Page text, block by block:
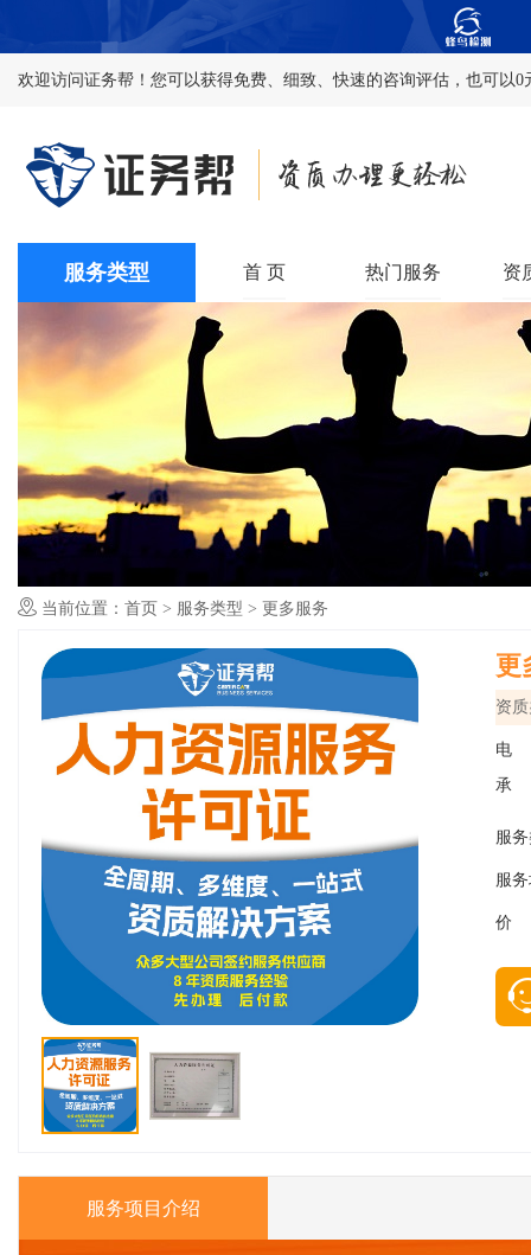
欢迎访问证务帮！您可以获得免费、细致、快速的咨询评估，也可以
服务类型 首 页 热门服务 资
当前位置： 首页 > 服务类型 > 更多服务
更
资
电
承
服
服
价
服务项目介绍